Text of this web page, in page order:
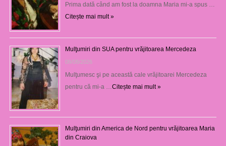
Prima dată când am fost la doamna Maria mi-a spus …
Citește mai mult »
Mulţumiri din SUA pentru vrăjitoarea Mercedeza
08/08/2026
Mulţumesc şi pe această cale vrăjitoarei Mercedeza
pentru că mi-a … Citește mai mult »
Mulţumiri din America de Nord pentru vrăjitoarea Maria
din Craiova